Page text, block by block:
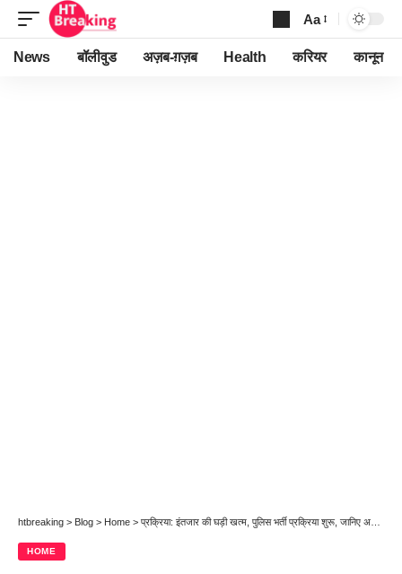
Font
Resizer
Aa
News बॉलीवुड अज़ब-ग़ज़ब Health करियर कानून
htbreaking > Blog > Home > प्रक्रिया: इंतजार की घड़ी खत्म, पुलिस भर्ती प्रक्रिया शुरू, जानिए अपने जनपद का शेड्यूल…
HOME